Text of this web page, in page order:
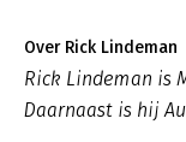
Over Rick Lindeman
Rick Lindeman is
Daarnaast is hij